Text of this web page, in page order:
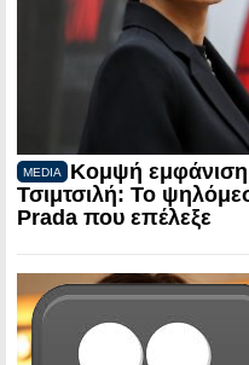
MEDIA
Κομψή εμφάνιση
Τσιμτσιλή: Το
Prada που επέλεξε